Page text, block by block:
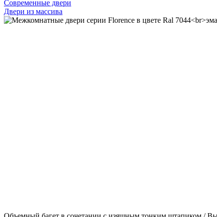
Современные двери
Двери из массива